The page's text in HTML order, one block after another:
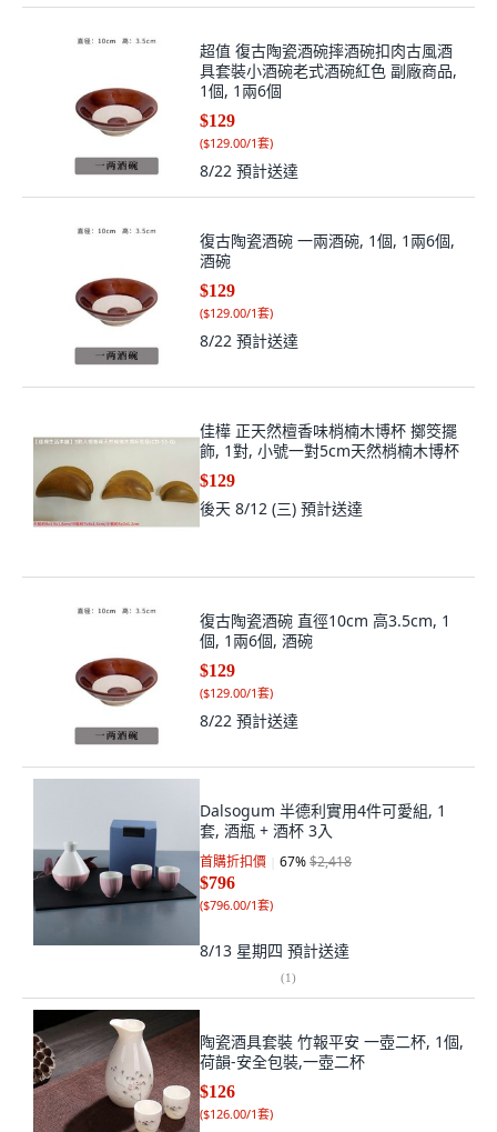
超值 復古陶瓷酒碗摔酒碗扣肉古風酒
具套裝小酒碗老式酒碗紅色 副廠商品,
1個, 1兩6個
$129
($129.00/1套)
8/22 預計送達
復古陶瓷酒碗 一兩酒碗, 1個, 1兩6個,
酒碗
$129
($129.00/1套)
8/22 預計送達
佳樺 正天然檀香味梢楠木博杯 擲筊擺
飾, 1對, 小號一對5cm天然梢楠木博杯
$129
後天 8/12 (三) 預計送達
復古陶瓷酒碗 直徑10cm 高3.5cm, 1
個, 1兩6個, 酒碗
$129
($129.00/1套)
8/22 預計送達
Dalsogum 半德利實用4件可愛組, 1
套, 酒瓶 + 酒杯 3入
首購折扣價 67%$2,418
$796
($796.00/1套)
8/13 星期四 預計送達
(1)
陶瓷酒具套裝 竹報平安 一壺二杯, 1個,
荷韻-安全包裝,一壺二杯
$126
($126.00/1套)